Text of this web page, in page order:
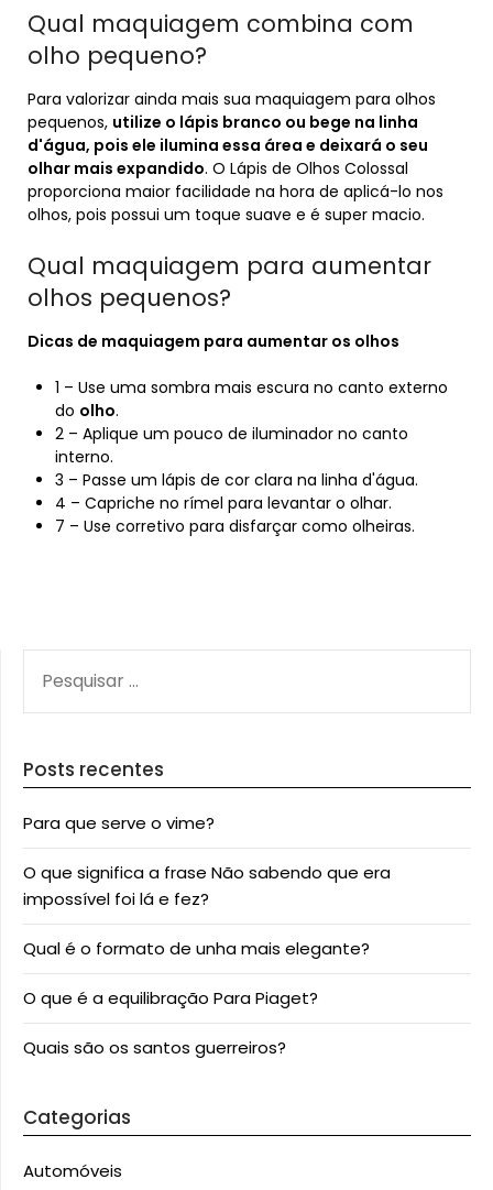
Qual maquiagem combina com
olho pequeno?
Para valorizar ainda mais sua maquiagem para olhos
pequenos, utilize o lápis branco ou bege na linha
d'água, pois ele ilumina essa área e deixará o seu
olhar mais expandido. O Lápis de Olhos Colossal
proporciona maior facilidade na hora de aplicá-lo nos
olhos, pois possui um toque suave e é super macio.
Qual maquiagem para aumentar
olhos pequenos?
Dicas de maquiagem para aumentar os olhos
1 – Use uma sombra mais escura no canto externo
do olho.
2 – Aplique um pouco de iluminador no canto
interno.
3 – Passe um lápis de cor clara na linha d'água.
4 – Capriche no rímel para levantar o olhar.
7 – Use corretivo para disfarçar como olheiras.
POR:
Posts recentes
Para que serve o vime?
O que significa a frase Não sabendo que era
impossível foi lá e fez?
Qual é o formato de unha mais elegante?
O que é a equilibração Para Piaget?
Quais são os santos guerreiros?
Categorias
Automóveis